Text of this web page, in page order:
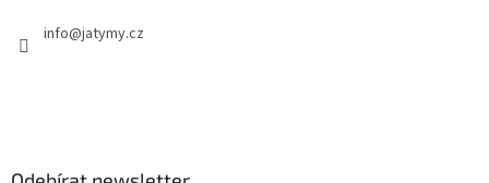
info@jatymy.cz